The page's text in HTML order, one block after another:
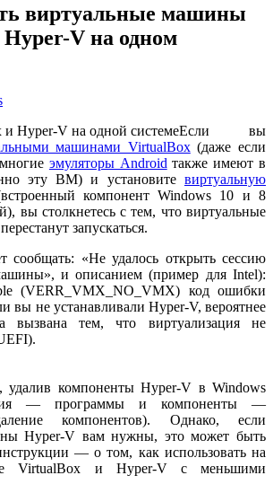
виртуальные машины
V на одном
Если вы
машинами VirtualBox(даже если
эмуляторы Android также имеют в
эту ВМ) и установите виртуальную
компонент Windows 10 и 8
вы столкнетесь с тем, что виртуальные
запускаться.
сообщать: «Не удалось открыть сессию
и описанием (пример для Intel):
(VERR_VMX_NO_VMX) код ошибки
вы не устанавливали Hyper-V, вероятнее
вызвана тем, что виртуализация не
удалив компоненты Hyper-V в Windows
— программы и компоненты —
компонентов). Однако, если
Hyper-V вам нужны, это может быть
— о том, как использовать на
VirtualBox и Hyper-V с меньшими